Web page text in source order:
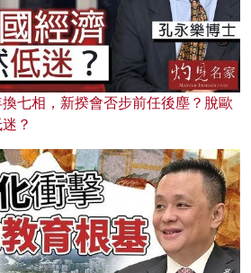
七相，新揆會否步前任後塵？脫歐
？